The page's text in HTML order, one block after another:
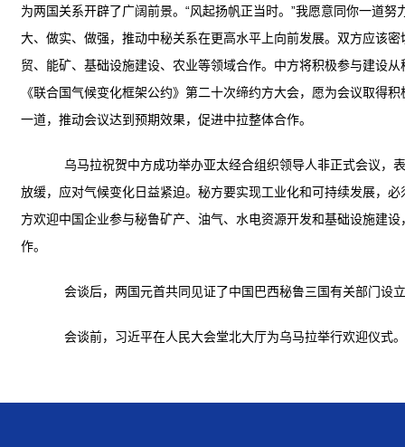
为两国关系开辟了广阔前景。“风起扬帆正当时。”我愿意同你一道
大、做实、做强，推动中秘关系在更高水平上向前发展。双方应该
贸、能矿、基础设施建设、农业等领域合作。中方将积极参与建设
《联合国气候变化框架公约》第二十次缔约方大会，愿为会议取得
一道，推动会议达到预期效果，促进中拉整体合作。
乌马拉祝贺中方成功举办亚太经合组织领导人非正式会议，
放缓，应对气候变化日益紧迫。秘方要实现工业化和可持续发展，
方欢迎中国企业参与秘鲁矿产、油气、水电资源开发和基础设施建
作。
会谈后，两国元首共同见证了中国巴西秘鲁三国有关部门设立
会谈前，习近平在人民大会堂北大厅为乌马拉举行欢迎仪式